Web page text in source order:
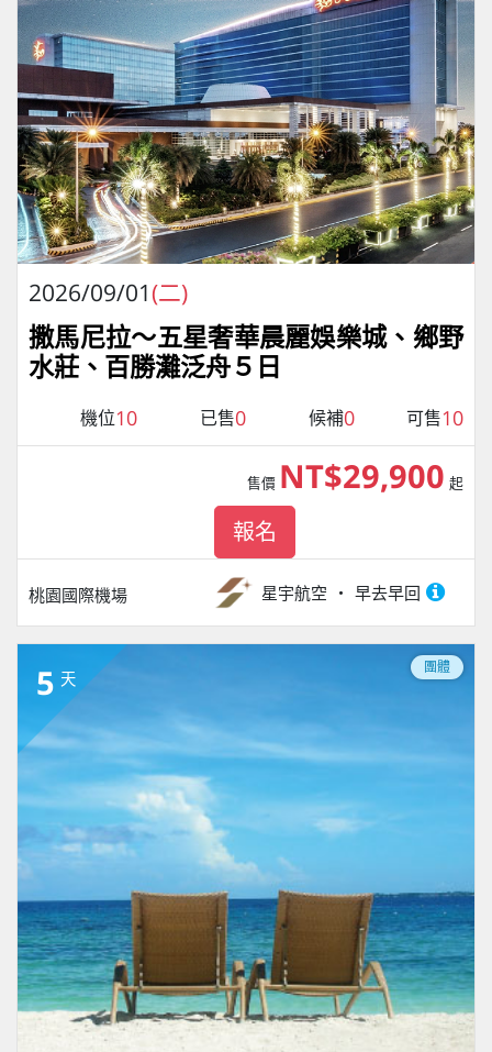
2026/09/01(二)
撒馬尼拉～五星奢華晨麗娛樂城、鄉野
水莊、百勝灘泛舟５日
機位10 已售0 候補0 可售10
桃園國際機場 星宇航空 早去早回
售價 NT$29,900 起
報名
5 天
團體